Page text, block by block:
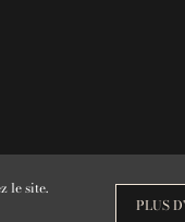
le site.
PLUS